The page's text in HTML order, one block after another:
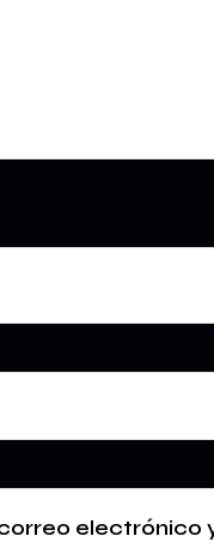
electrónico